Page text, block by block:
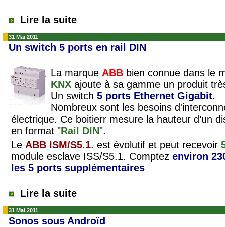
Lire la suite
31 Mai 2011
Un switch 5 ports en rail DIN
La marque ABB bien connue dans le
KNX ajoute à sa gamme un produit
Un switch 5 ports Ethernet Gigabit.
Nombreux sont les besoins
électrique. Ce boitierr mesure la hauteur d’un
en format "Rail DIN".
Le ABB ISM/S5.1. est évolutif et peut recevoir
module esclave ISS/S5.1. Comptez environ
les 5 ports supplémentaires
Lire la suite
31 Mai 2011
Sonos sous Androïd